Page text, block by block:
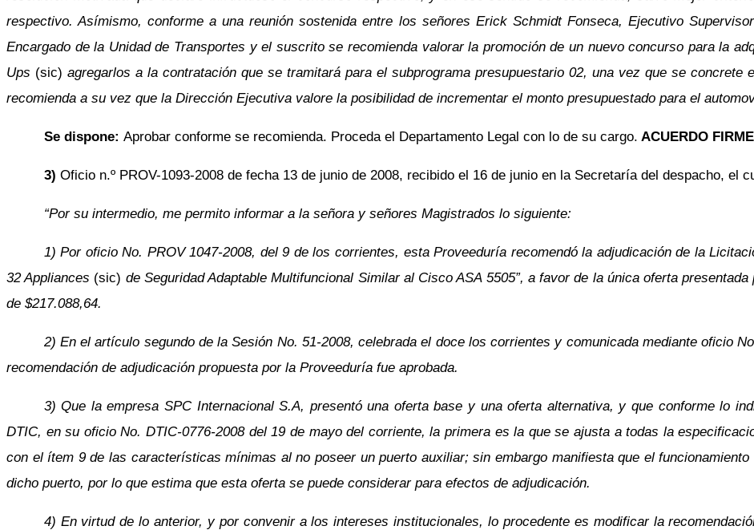
respectivo. Asímismo, conforme a una reunión sostenida entre los señores Erick Schmidt Fonseca, Ejecutivo
Encargado de la Unidad de Transportes y el suscrito se recomienda valorar la promoción de un nuevo concurso para la
Ups (sic) agregarlos a la contratación que se tramitará para el subprograma presupuestario 02, una vez que se
recomienda a su vez que la Dirección Ejecutiva valore la posibilidad de incrementar el monto presupuestado para el
Se dispone: Aprobar conforme se recomienda. Proceda el Departamento Legal con lo de su cargo. ACUERDO
3) Oficio n.º PROV-1093-2008 de fecha 13 de junio de 2008, recibido el 16 de junio en la Secretaría del despacho, el
“Por su intermedio, me permito informar a la señora y señores Magistrados lo siguiente:
1) Por oficio No. PROV 1047-2008, del 9 de los corrientes, esta Proveeduría recomendó la adjudicación de la
32 Appliances (sic) de Seguridad Adaptable Multifuncional Similar al Cisco ASA 5505”, a favor de la única oferta
de $217.088,64.
2) En el artículo segundo de la Sesión No. 51-2008, celebrada el doce los corrientes y comunicada mediante oficio
recomendación de adjudicación propuesta por la Proveeduría fue aprobada.
3) Que la empresa SPC Internacional S.A, presentó una oferta base y una oferta alternativa, y que conforme lo
DTIC, en su oficio No. DTIC-0776-2008 del 19 de mayo del corriente, la primera es la que se ajusta a todas la
con el ítem 9 de las características mínimas al no poseer un puerto auxiliar; sin embargo manifiesta que el
dicho puerto, por lo que estima que esta oferta se puede considerar para efectos de adjudicación.
4) En virtud de lo anterior, y por convenir a los intereses institucionales, lo procedente es modificar la